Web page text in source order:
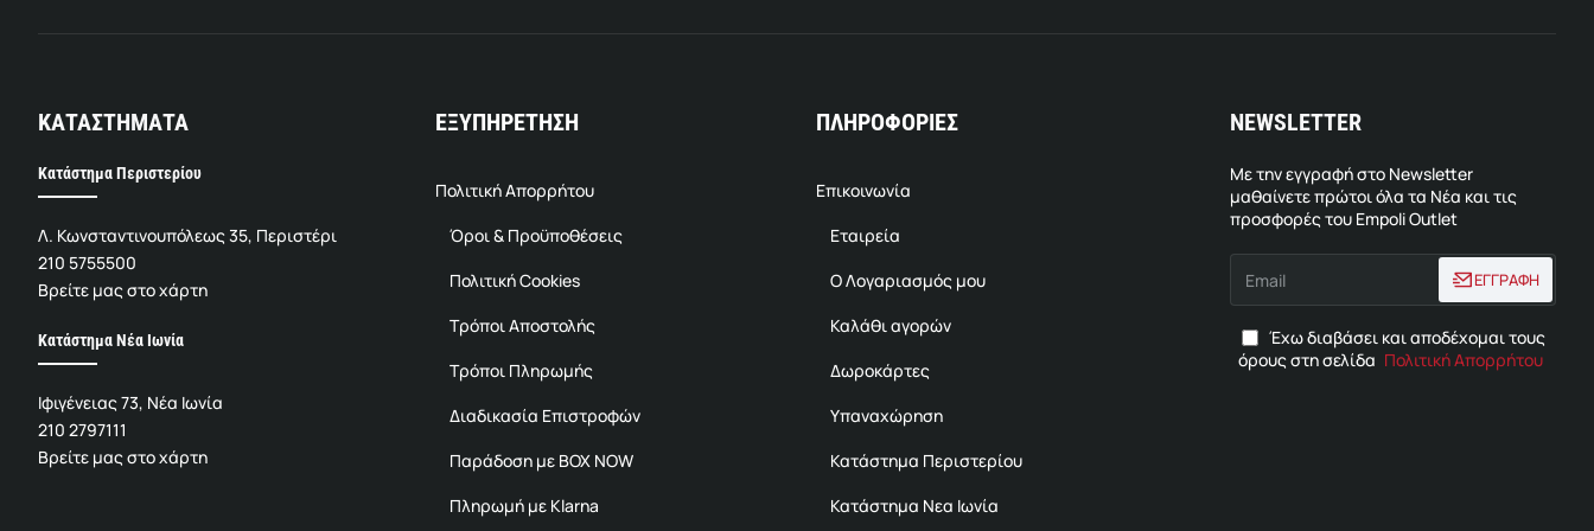
ΚΑΤΑΣΤΗΜΑΤΑ
Κατάστημα Περιστερίου
Λ. Κωνσταντινουπόλεως 35, Περιστέρι
210 5755500
Βρείτε μας στο χάρτη
Κατάστημα Νέα Ιωνία
Ιφιγένειας 73, Νέα Ιωνία
210 2797111
Βρείτε μας στο χάρτη
ΕΞΥΠΗΡΕΤΗΣΗ
Πολιτική Απορρήτου
Όροι & Προϋποθέσεις
Πολιτική Cookies
Τρόποι Αποστολής
Τρόποι Πληρωμής
Διαδικασία Επιστροφών
Παράδοση με BOX NOW
Πληρωμή με Klarna
ΠΛΗΡΟΦΟΡΙΕΣ
Επικοινωνία
Εταιρεία
Ο Λογαριασμός μου
Καλάθι αγορών
Δωροκάρτες
Υπαναχώρηση
Κατάστημα Περιστερίου
Κατάστημα Νεα Ιωνία
NEWSLETTER
Με την εγγραφή στο Newsletter
μαθαίνετε πρώτοι όλα τα Νέα και τις
προσφορές του Empoli Outlet
Email
ΕΓΓΡΑΦΗ
Έχω διαβάσει και αποδέχομαι τους
όρους στη σελίδα Πολιτική Απορρήτου